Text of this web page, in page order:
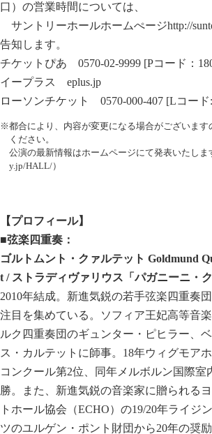
口）の営業時間については、
サントリーホールホームぺージhttp://
告知します。
チケットぴあ 0570-02-9999 [Pコード：
イープラス eplus.jp
ローソンチケット 0570-000-407 [Lコード
※都合により、内容が変更になる場合がございます
ください。
公演の最新情報はホームページにて発表いたしま
y.jp/HALL/）
【プロフィール】
■弦楽四重奏：
ゴルトムント・クァルテット Goldmund
t / ストラディヴァリウス「パガニーニ・ク
2010年結成。新進気鋭の若手弦楽四重奏
注目を集めている。ソフィア王妃高等音
ルク四重奏団のギュンター・ピヒラー、
ス・カルテットに師事。18年ウィグモア
コンクール第2位、同年メルボルン国際室
勝。また、新進気鋭の音楽家に贈られる
トホール協会（ECHO）の19/20年ライジ
ツのユルゲン・ポント財団から20年の奨